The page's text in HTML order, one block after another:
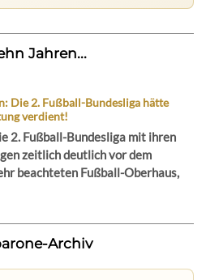
Jahren...
Die 2. Fußball-Bundesliga hätte
verdient!
2. Fußball-Bundesliga mit ihren
zeitlich deutlich vor dem
beachteten Fußball-Oberhaus,
Archiv